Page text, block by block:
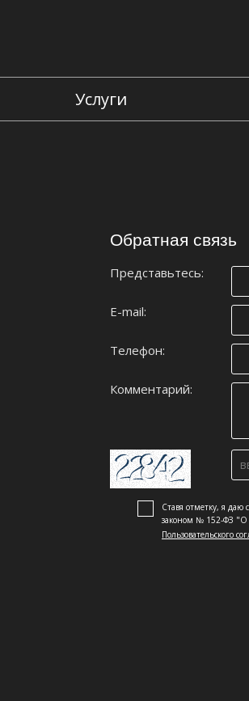
Услуги
Обратная связь
Представьтесь:
E-mail:
Телефон:
Комментарий:
Ставя отметку, я даю
законом № 152-ФЗ "О
Пользовательского